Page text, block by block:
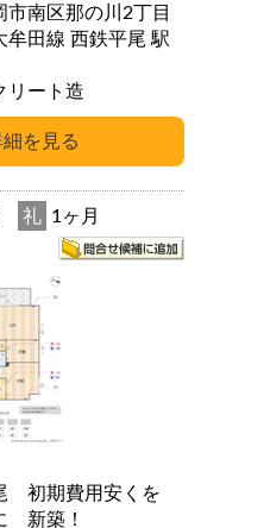
市南区那の川2丁目
田線 西鉄平尾 駅
リート造
礼 1ヶ月
初期費用安くを
新築！